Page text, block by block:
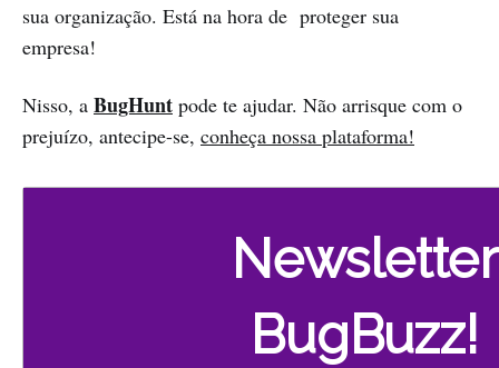
sua organização. Está na hora de proteger sua
empresa!
Nisso, a BugHunt pode te ajudar. Não arrisque com o
prejuízo, antecipe-se, conheça nossa plataforma!
Newsletter
BugBuzz!